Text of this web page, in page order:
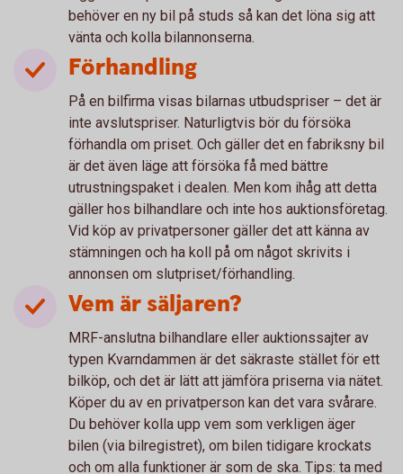
behöver en ny bil på studs så kan det löna sig att
vänta och kolla bilannonserna.
Förhandling
På en bilfirma visas bilarnas utbudspriser – det är
inte avslutspriser. Naturligtvis bör du försöka
förhandla om priset. Och gäller det en fabriksny bil
är det även läge att försöka få med bättre
utrustningspaket i dealen. Men kom ihåg att detta
gäller hos bilhandlare och inte hos auktionsföretag.
Vid köp av privatpersoner gäller det att känna av
stämningen och ha koll på om något skrivits i
annonsen om slutpriset/förhandling.
Vem är säljaren?
MRF-anslutna bilhandlare eller auktionssajter av
typen Kvarndammen är det säkraste stället för ett
bilköp, och det är lätt att jämföra priserna via nätet.
Köper du av en privatperson kan det vara svårare.
Du behöver kolla upp vem som verkligen äger
bilen (via bilregistret), om bilen tidigare krockats
och om alla funktioner är som de ska. Tips: ta med